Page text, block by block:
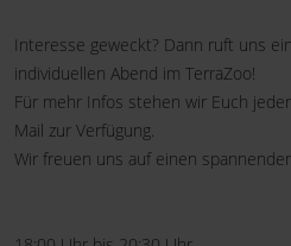
Interesse geweckt? Dann ruft uns
individuellen Abend im TerraZoo!
Für mehr Infos stehen wir Euch
Mail zur Verfügung.
Wir freuen uns auf einen